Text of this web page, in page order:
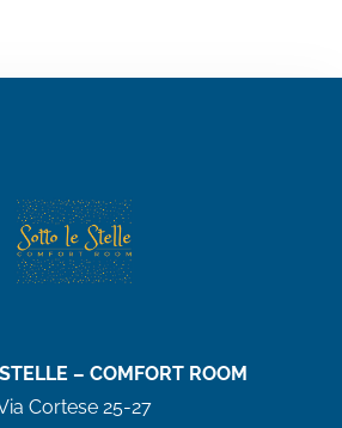
– COMFORT ROOM
Cortese 25-27